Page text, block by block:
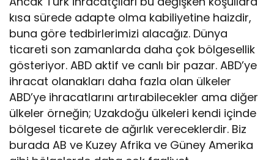
kısa sürede adapte olma kabiliyetine haizdir,
buna göre tedbirlerimizi alacağız. Dünya
ticareti son zamanlarda daha çok bölgesellik
gösteriyor. ABD aktif ve canlı bir pazar. ABD’ye
ihracat olanakları daha fazla olan ülkeler
ABD’ye ihracatlarını artırabilecekler ama diğer
ülkeler örneğin; Uzakdoğu ülkeleri kendi içinde
bölgesel ticarete de ağırlık vereceklerdir. Biz
burada AB ve Kuzey Afrika ve Güney Amerika